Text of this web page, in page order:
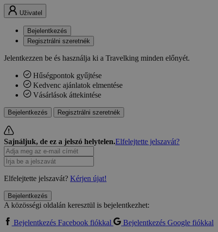
Uživatel
Bejelentkezés
Regisztrálni szeretnék
Jelentkezzen be és használja ki a Travelking minden előnyét.
Hűségpontok gyűjtése
Kedvenc ajánlatok elmentése
Vásárlások áttekintése
Bejelentkezés Regisztrálni szeretnék
Sajnáljuk, de ez a jelszó helytelen.Elfelejtette jelszavát?
Elfelejtette jelszavát? Kérjen újat!
Bejelentkezés
A közösségi oldalán keresztül is bejelentkezhet:
Bejelentkezés Facebook fiókkal
Bejelentkezés Google fiókkal